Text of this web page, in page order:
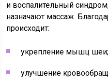
и воспалительный
назначают массаж.
происходит:
укрепление мышц шеи;
улучшение